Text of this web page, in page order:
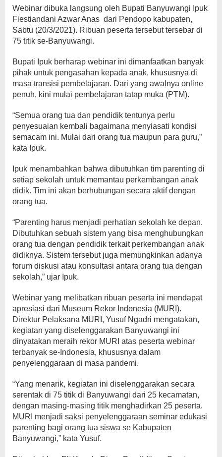
Webinar dibuka langsung oleh Bupati Banyuwangi Ipuk
Fiestiandani Azwar Anas dari Pendopo kabupaten,
Sabtu (20/3/2021). Ribuan peserta tersebut tersebar di
75 titik se-Banyuwangi.
Bupati Ipuk berharap webinar ini dimanfaatkan banyak
pihak untuk pengasahan kepada anak, khususnya di
masa transisi pembelajaran. Dari yang awalnya online
penuh, kini mulai pembelajaran tatap muka (PTM).
“Semua orang tua dan pendidik tentunya perlu
penyesuaian kembali bagaimana menyiasati kondisi
semacam ini. Mulai dari orang tua maupun para guru,”
kata Ipuk.
Ipuk menambahkan bahwa dibutuhkan tim parenting di
setiap sekolah untuk memantau perkembangan anak
didik. Tim ini akan berhubungan secara aktif dengan
orang tua.
“Parenting harus menjadi perhatian sekolah ke depan.
Dibutuhkan sebuah sistem yang bisa menghubungkan
orang tua dengan pendidik terkait perkembangan anak
didiknya. Sistem tersebut juga memungkinkan adanya
forum diskusi atau konsultasi antara orang tua dengan
sekolah,” ujar Ipuk.
Webinar yang melibatkan ribuan peserta ini mendapat
apresiasi dari Museum Rekor Indonesia (MURI).
Direktur Pelaksana MURI, Yusuf Ngadri mengatakan,
kegiatan yang diselenggarakan Banyuwangi ini
dinyatakan meraih rekor MURI atas peserta webinar
terbanyak se-Indonesia, khususnya dalam
penyelenggaraan di masa pandemi.
“Yang menarik, kegiatan ini diselenggarakan secara
serentak di 75 titik di Banyuwangi dari 25 kecamatan,
dengan masing-masing titik menghadirkan 25 peserta.
MURI menjadi saksi penyelenggaraan seminar edukasi
parenting bagi orang tua siswa se Kabupaten
Banyuwangi,” kata Yusuf.